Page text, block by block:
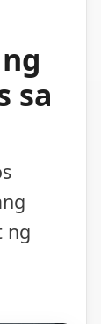
sa
ng